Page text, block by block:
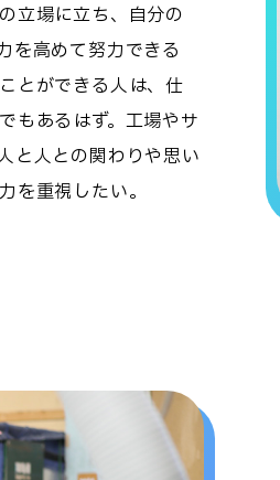
立場に立ち、自分の
を高めて努力できる
とができる人は、仕
もあるはず。工場やサ
と人との関わりや思い
を重視したい。